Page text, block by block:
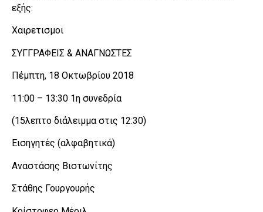
εξής:
Χαιρετισμοι
ΣΥΓΓΡΑΦΕΙΣ & ΑΝΑΓΝΩΣΤΕΣ
Πέμπτη, 18 Οκτωβρίου 2018
11:00 – 13:30 1η συνεδρία
(15λεπτο διάλειμμα στις 12:30)
Εισηγητές (αλφαβητικά)
Αναστάσης Βιστωνίτης
Στάθης Γουργουρής